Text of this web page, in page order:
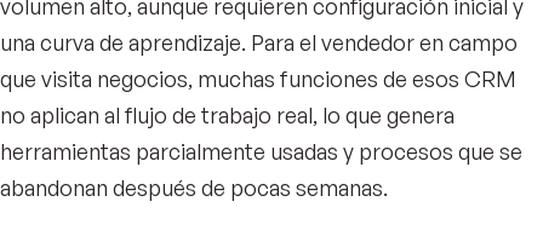
volumen alto, aunque requieren configuración inicial y
una curva de aprendizaje. Para el vendedor en campo
que visita negocios, muchas funciones de esos CRM
no aplican al flujo de trabajo real, lo que genera
herramientas parcialmente usadas y procesos que se
abandonan después de pocas semanas.